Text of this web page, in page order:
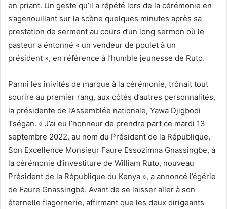
en priant. Un geste qu’il a répété lors de la cérémonie en
s’agenouillant sur la scène quelques minutes après sa
prestation de serment au cours d’un long sermon où le
pasteur a éntonné « un vendeur de poulet à un
président », en référence à l’humble jeunesse de Ruto.
Parmi les inivités de marque à la cérémonie, trônait tout
sourire au premier rang, aux côtés d’autres personnalités,
la présidente de l’Assemblée nationale, Yawa Djigbodi
Tségan. « J’ai eu l’honneur de prendre part ce mardi 13
septembre 2022, au nom du Président de la République,
Son Excellence Monsieur Faure Essozimna Gnassingbe, à
la cérémonie d’investiture de William Ruto, nouveau
Président de la République du Kenya », a annoncé l’égérie
de Faure Gnassingbé. Avant de se laisser aller à son
éternelle flagornerie, affirmant que les deux dirigeants